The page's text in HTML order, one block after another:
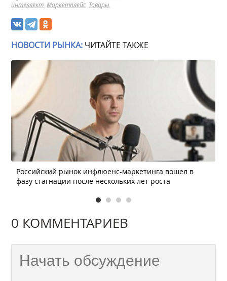
интеллект Маркетплейс Товары
НОВОСТИ РЫНКА: ЧИТАЙТЕ ТАКЖЕ
Российский рынок инфлюенс-маркетинга вошел в
фазу стагнации после нескольких лет роста
0 КОММЕНТАРИЕВ